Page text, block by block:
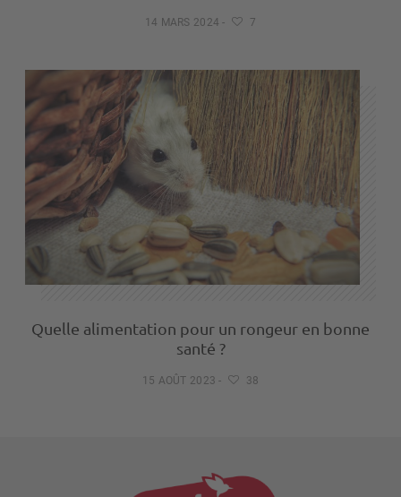
14 MARS 2024 - 7
Quelle alimentation pour un rongeur en bonne
santé ?
15 AOÛT 2023 - 38